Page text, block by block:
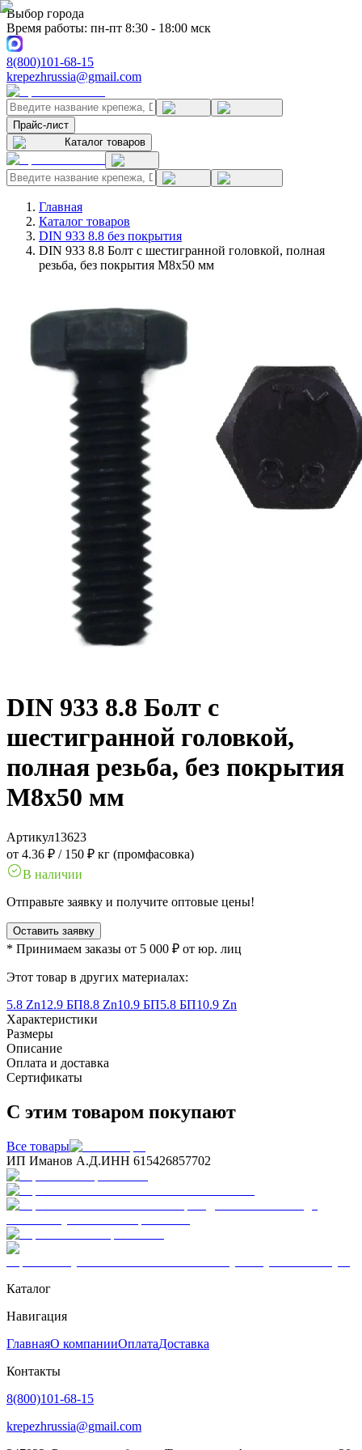
Выбор города
Время работы: пн-пт 8:30 - 18:00 мск
8(800)101-68-15
krepezhrussia@gmail.com
Прайс-лист
Каталог товаров
Главная
Каталог товаров
DIN 933 8.8 без покрытия
DIN 933 8.8 Болт с шестигранной головкой, полная
резьба, без покрытия M8x50 мм
DIN 933 8.8 Болт с
шестигранной головкой,
полная резьба, без покрытия
M8x50 мм
Артикул13623
от 4.36 ₽ / 150 ₽ кг (промфасовка)
В наличии
Отправьте заявку и получите оптовые цены!
Оставить заявку
* Принимаем заказы от 5 000 ₽ от юр. лиц
Этот товар в других материалах:
5.8 Zn12.9 БП8.8 Zn10.9 БП5.8 БП10.9 Zn
Характеристики
Размеры
Описание
Оплата и доставка
Сертификаты
С этим товаром покупают
Все товары
ИП Иманов А.Д.ИНН 615426857702
Каталог
Навигация
ГлавнаяО компанииОплатаДоставка
Контакты
8(800)101-68-15
krepezhrussia@gmail.com